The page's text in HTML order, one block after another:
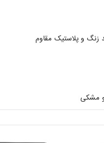
و پلاستیک مقاوم
و مشکی